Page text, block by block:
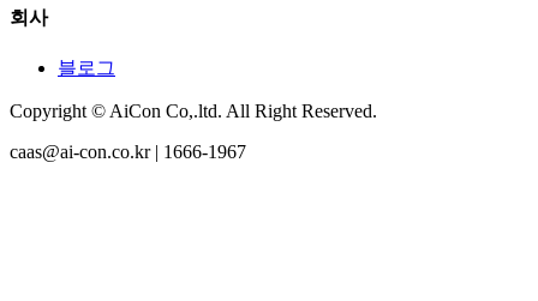
회사
블로그
Copyright © AiCon Co,.ltd. All Right Reserved.
caas@ai-con.co.kr | 1666-1967